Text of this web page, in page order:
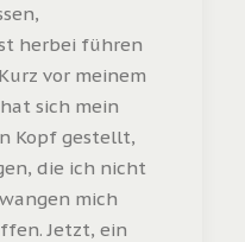
herbei führen
vor meinem
sich mein
Kopf gestellt,
die ich nicht
mich
Jetzt, ein